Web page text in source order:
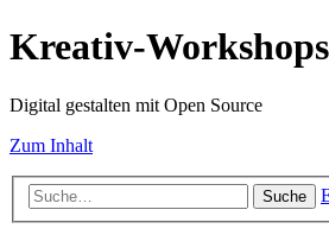
Kreativ-
Digital gestalten mit Open Source
Zum Inhalt
Suche